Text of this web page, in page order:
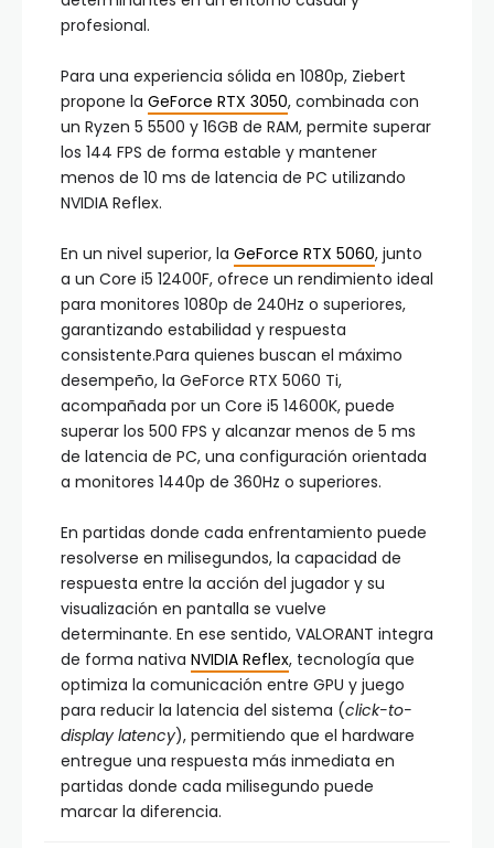
profesional.
Para una experiencia sólida en 1080p, Ziebert
propone la GeForce RTX 3050, combinada con
un Ryzen 5 5500 y 16GB de RAM, permite superar
los 144 FPS de forma estable y mantener
menos de 10 ms de latencia de PC utilizando
NVIDIA Reflex.
En un nivel superior, la GeForce RTX 5060, junto
a un Core i5 12400F, ofrece un rendimiento ideal
para monitores 1080p de 240Hz o superiores,
garantizando estabilidad y respuesta
consistente.Para quienes buscan el máximo
desempeño, la GeForce RTX 5060 Ti,
acompañada por un Core i5 14600K, puede
superar los 500 FPS y alcanzar menos de 5 ms
de latencia de PC, una configuración orientada
a monitores 1440p de 360Hz o superiores.
En partidas donde cada enfrentamiento puede
resolverse en milisegundos, la capacidad de
respuesta entre la acción del jugador y su
visualización en pantalla se vuelve
determinante. En ese sentido, VALORANT integra
de forma nativa NVIDIA Reflex, tecnología que
optimiza la comunicación entre GPU y juego
para reducir la latencia del sistema (click-to-
display latency), permitiendo que el hardware
entregue una respuesta más inmediata en
partidas donde cada milisegundo puede
marcar la diferencia.